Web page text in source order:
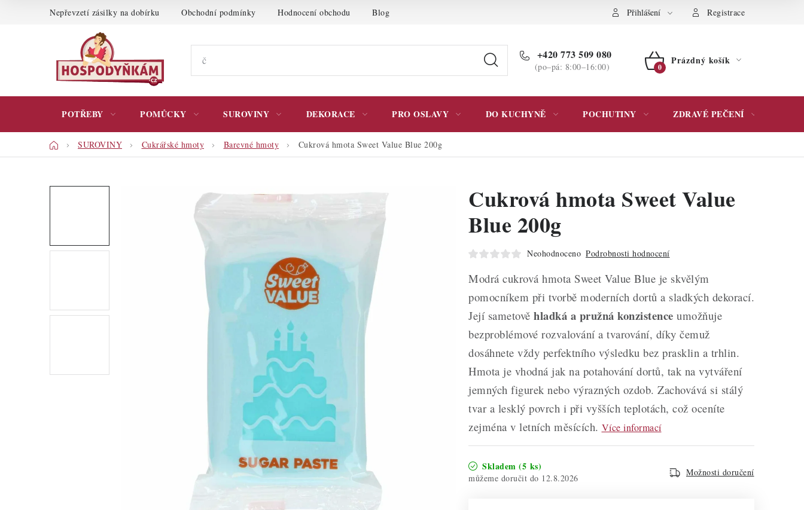
Nepřevzetí zásilky na dobírku Obchodní podmínky Hodnocení obchodu Blog Podmínky ochrany osobních údajů Přihlášení Registrace
+420 773 509 080
(po–pá: 8:00–16:00)
NÁKUPNÍ
Prázdný košík
POTŘEBY POMŮCKY SUROVINY DEKORACE PRO OSLAVY DO KUCHYNĚ POCHUTINY ZDRAVÉ PEČENÍ
DomůSUROVINY Cukrářské hmoty Barevné hmoty Cukrová hmota Sweet Value Blue 200g
Cukrová hmota Sweet Value
Blue 200g
Neohodnoceno Podrobnosti hodnocení
Modrá cukrová hmota Sweet Value Blue je skvělým
pomocníkem při tvorbě moderních dortů a sladkých dekorací.
Její sametově hladká a pružná konzistence umožňuje
bezproblémové rozvalování a tvarování, díky čemuž
dosáhnete vždy perfektního výsledku bez prasklin a trhlin.
Hmota je vhodná jak na potahování dortů, tak na vytváření
jemných figurek nebo výrazných ozdob. Zachovává si stálý
tvar a lesklý povrch i při vyšších teplotách, což oceníte
zejména v letních měsících. Více informací
Skladem (5 ks)
12.8.2026
Možnosti doručení